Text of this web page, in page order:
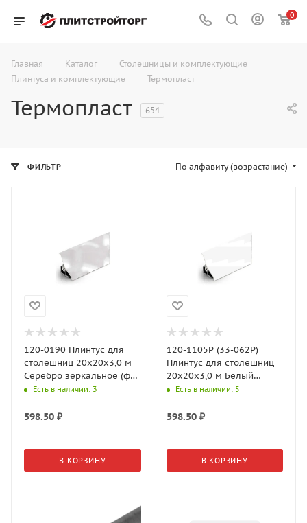
0
Главная — Каталог — Столешницы и комплектующие —
Плинтуса и комплектующие — Термопласт
Термопласт 654
ФИЛЬТР По алфавиту (возрастание)
120-0190 Плинтус для
столешниц 20х20х3,0 м
Серебро зеркальное (ф-
ра 120-820, 33-3L)
Есть в наличии: 3
598.50 ₽
В КОРЗИНУ
120-1105P (33-062P)
Плинтус для столешниц
20х20х3,0 м Белый
глянец (ф-ра 120-1105)
Есть в наличии: 5
598.50₽
В КОРЗИНУ